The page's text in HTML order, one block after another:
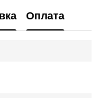
Оплата